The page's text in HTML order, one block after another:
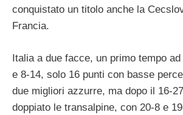
conquistato un titolo anche la
Francia.
Italia a due facce, un primo tempo
e 8-14, solo 16 punti con basse
due migliori azzurre, ma dopo il 16-
doppiato le transalpine, con 20-8 e